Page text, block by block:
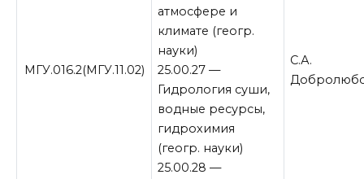
МГУ.016.2(МГУ.11.02)
атмосфере и
климате (геогр.
науки)
25.00.27 —
Гидрология суши,
водные ресурсы,
гидрохимия
(геогр. науки)
25.00.28 —
С.А.